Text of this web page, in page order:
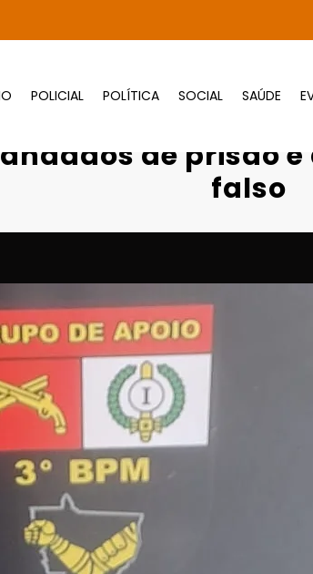
POLICIAL POLÍTICA SOCIAL SAÚDE
Homem com dois mandados
de prisão
falso